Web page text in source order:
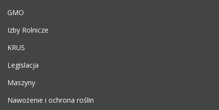
GMO
Izby Rolnicze
KRUS
Legislacja
Maszyny
Nawożenie i ochrona roślin